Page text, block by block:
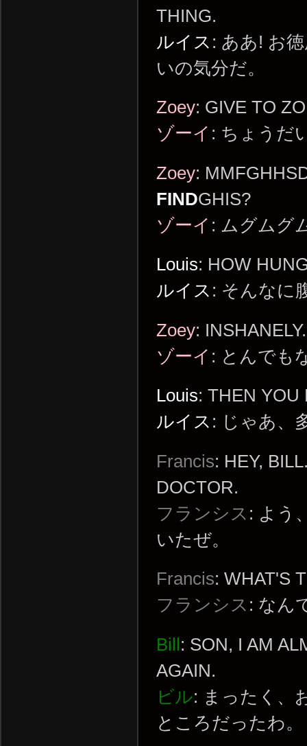
THING.
ルイス : ああ! お
いの気分だ。
Zoey: GIVE TO
ゾーイ : ちょうだ
Zoey:
FINDGHIS?
ゾーイ : ムグムグ
Louis: HOW
ルイス : そんなに
Zoey: INSHANELY.
ゾーイ : とんでも
Louis: THEN YOU
ルイス : じゃあ、
Francis: HEY,
DOCTOR.
フランシス : よう
いたぜ。
Francis: WHAT'S
フランシス : なん
Bill: SON, I AM
AGAIN.
ビル: まったく、
ところだったわ。